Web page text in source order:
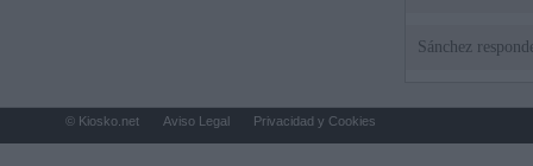
Sánchez
© Kiosko.net Aviso Legal Privacidad y Cookies